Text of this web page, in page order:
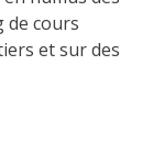
de cours
et sur des